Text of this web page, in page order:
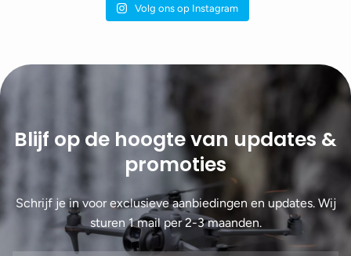
Volg ons op Instagram
Blijf op de hoogte van updates &
promoties
Schrijf je in voor exclusieve aanbiedingen en updates. Wij
sturen 1 mail per 2-3 maanden.